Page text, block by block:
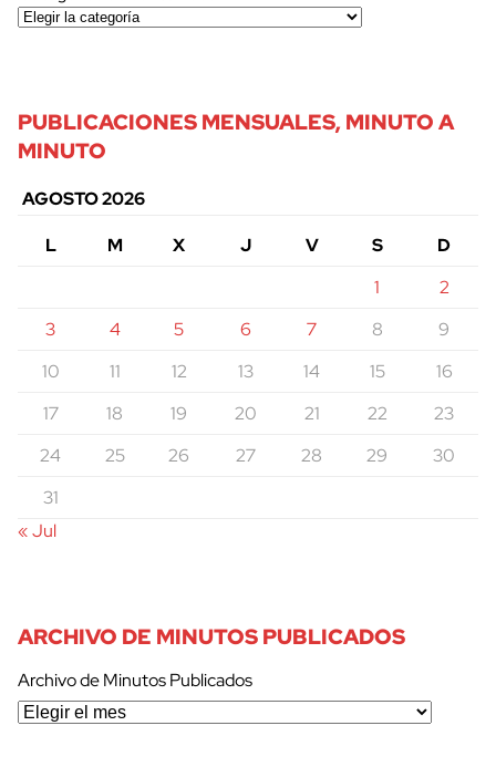
PUBLICACIONES MENSUALES, MINUTO A
MINUTO
AGOSTO 2026
L
M X J V S
D
1
2
3
4 5 6 7 8
9
10
11 12 13 14 15
16
17
18 19 20 21 22
23
24
25 26 27 28 29
30
31
« Jul
ARCHIVO DE MINUTOS PUBLICADOS
Archivo de Minutos Publicados